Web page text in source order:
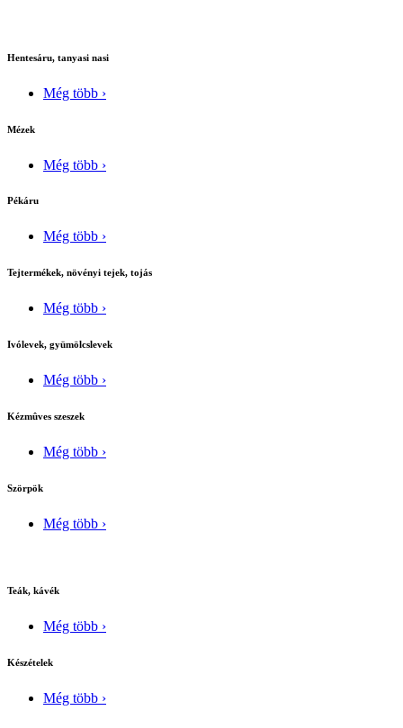
Hentesáru, tanyasi nasi
Még több ›
Mézek
Még több ›
Pékáru
Még több ›
Tejtermékek, növényi tejek, tojás
Még több ›
Ivólevek, gyümölcslevek
Még több ›
Kézmûves szeszek
Még több ›
Szörpök
Még több ›
Teák, kávék
Még több ›
Készételek
Még több ›